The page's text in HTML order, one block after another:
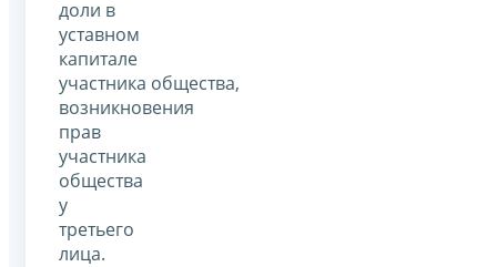
доли в
уставном
капитале
участника общества,
возникновения
прав
участника
общества
у
третьего
лица.